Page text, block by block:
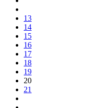
13
14
15
16
17
18
19
20
21